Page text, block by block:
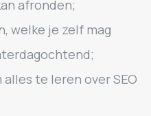
afronden;
welke je zelf mag
te leren over SEO